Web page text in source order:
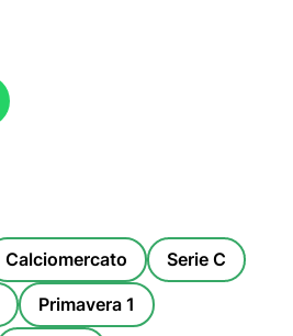
Calciomercato Serie C
Primavera 1